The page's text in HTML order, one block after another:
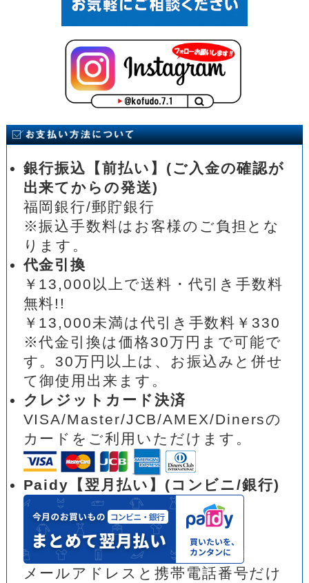
銀行振込【前払い】(ご入金の確認が
出来てからの発送)
福岡銀行/郵貯銀行
※振込手数料はお客様のご負担とな
ります。
代金引換
￥13,000以上で送料・代引き手数料
無料!!
￥13,000未満は代引き手数料￥330
※代金引換は価格30万円まで可能で
す。30万円以上は、お振込みと併せ
て御使用出来ます。
クレジットカード決済
VISA/Master/JCB/AMEX/Dinersの
カードをご利用いただけます。
Paidy【翌月払い】(コンビニ/銀行)
メールアドレスと携帯電話番号だけ